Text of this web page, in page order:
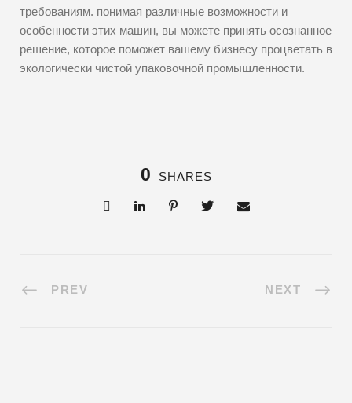
требованиям. понимая различные возможности и
особенности этих машин, вы можете принять осознанное
решение, которое поможет вашему бизнесу процветать в
экологически чистой упаковочной промышленности.
0 SHARES
PREV NEXT